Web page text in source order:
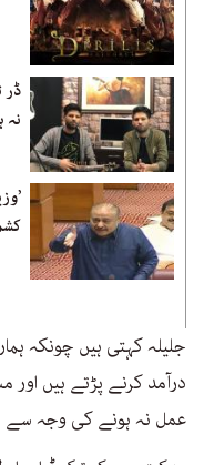
ڈر
نہ
جلیلہ کہتی ہیں چونکہ
درآمد کرنے پڑتے ہیں اور
عمل نہ ہونے کی وجہ سے